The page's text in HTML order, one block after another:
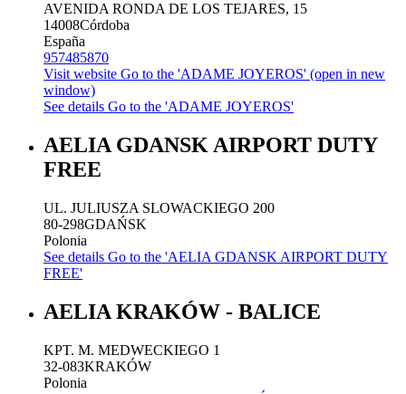
AVENIDA RONDA DE LOS TEJARES, 15
14008Córdoba
España
957485870
Visit website Go to the 'ADAME JOYEROS' (open in new
window)
See details Go to the 'ADAME JOYEROS'
AELIA GDANSK AIRPORT DUTY
FREE
UL. JULIUSZA SLOWACKIEGO 200
80-298GDAŃSK
Polonia
See details Go to the 'AELIA GDANSK AIRPORT DUTY
FREE'
AELIA KRAKÓW - BALICE
KPT. M. MEDWECKIEGO 1
32-083KRAKÓW
Polonia